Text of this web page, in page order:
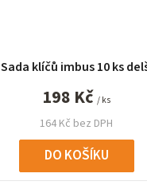
Sada klíčů imbus 10 ks
164 Kč bez DPH
198 Kč / ks
DO KOŠÍKU